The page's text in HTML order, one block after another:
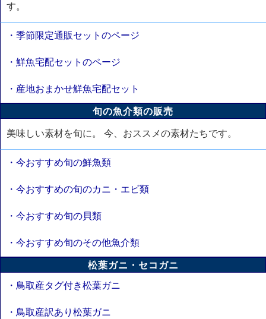
す。
・季節限定通販セットのページ
・鮮魚宅配セットのページ
・産地おまかせ鮮魚宅配セット
旬の魚介類の販売
美味しい素材を旬に。 今、おススメの素材たちです。
・今おすすめ旬の鮮魚類
・今おすすめの旬のカニ・エビ類
・今おすすめ旬の貝類
・今おすすめ旬のその他魚介類
松葉ガニ・セコガニ
・鳥取産タグ付き松葉ガニ
・鳥取産訳あり松葉ガニ